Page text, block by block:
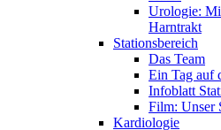
Urologie:
Harntrakt
Stationsbereich
Das Team
Ein Tag auf
Infoblatt
Film: Unser
Kardiologie